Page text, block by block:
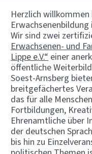
Herzlich willkommen
Wir sind zwei
Erwachsenen- und
Lippe e.V.“ einer
öffentliche
Soest-Arnsberg
breitgefächertes
das für alle
Fortbildungen,
Ehrenamtliche über
der deutschen
bis hin zu